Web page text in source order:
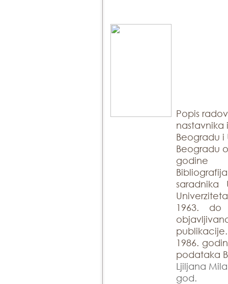
Popis
nastavnika
Beogradu i
Beogradu
godine
saradnika
1963.
1986.
podataka
Ljiljana
god.